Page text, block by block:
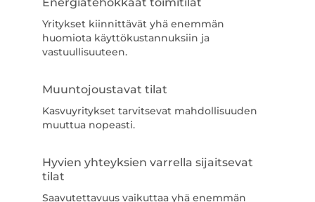
Yritykset kiinnittävät yhä enemmän
huomiota käyttökustannuksiin ja
vastuullisuuteen.
Muuntojoustavat tilat
Kasvuyritykset tarvitsevat mahdollisuuden
muuttua nopeasti.
Hyvien yhteyksien varrella sijaitsevat
tilat
Saavutettavuus vaikuttaa yhä enemmän